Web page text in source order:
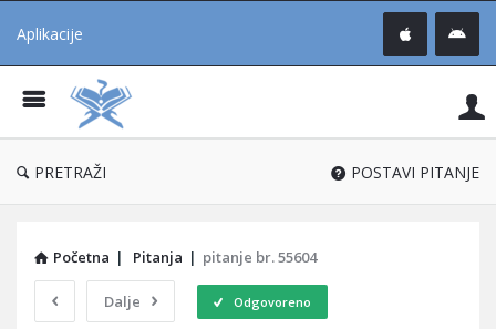
Aplikacije
®
PRETRAŽI POSTAVI PITANJE
Početna | Pitanja | pitanje br. 55604
Dalje Odgovoreno